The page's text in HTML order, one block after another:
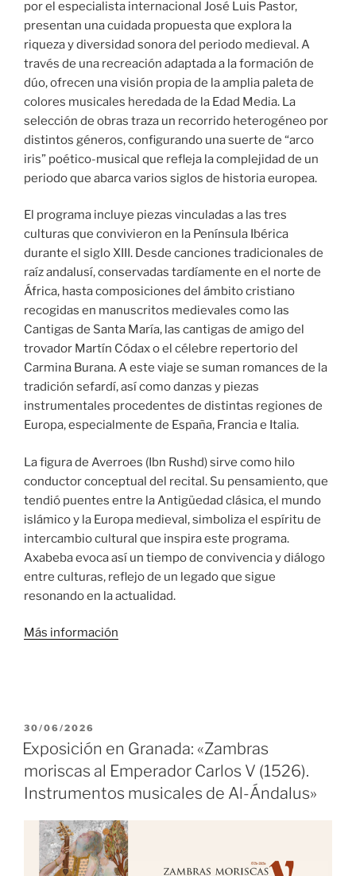
por el especialista internacional José Luis Pastor,
presentan una cuidada propuesta que explora la
riqueza y diversidad sonora del periodo medieval. A
través de una recreación adaptada a la formación de
dúo, ofrecen una visión propia de la amplia paleta de
colores musicales heredada de la Edad Media. La
selección de obras traza un recorrido heterogéneo por
distintos géneros, configurando una suerte de “arco
iris” poético-musical que refleja la complejidad de un
periodo que abarca varios siglos de historia europea.
El programa incluye piezas vinculadas a las tres
culturas que convivieron en la Península Ibérica
durante el siglo XIII. Desde canciones tradicionales de
raíz andalusí, conservadas tardíamente en el norte de
África, hasta composiciones del ámbito cristiano
recogidas en manuscritos medievales como las
Cantigas de Santa María, las cantigas de amigo del
trovador Martín Códax o el célebre repertorio del
Carmina Burana. A este viaje se suman romances de la
tradición sefardí, así como danzas y piezas
instrumentales procedentes de distintas regiones de
Europa, especialmente de España, Francia e Italia.
La figura de Averroes (Ibn Rushd) sirve como hilo
conductor conceptual del recital. Su pensamiento, que
tendió puentes entre la Antigüedad clásica, el mundo
islámico y la Europa medieval, simboliza el espíritu de
intercambio cultural que inspira este programa.
Axabeba evoca así un tiempo de convivencia y diálogo
entre culturas, reflejo de un legado que sigue
resonando en la actualidad.
Más información
PUBLICADO
EL
30/06/2026
Exposición en Granada: «Zambras
moriscas al Emperador Carlos V (1526).
Instrumentos musicales de Al-Ándalus»